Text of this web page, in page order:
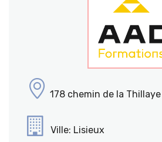
178 chemin de la
Ville: Lisieux